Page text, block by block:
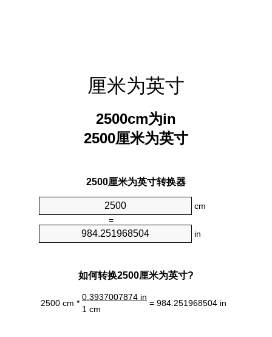
厘米为英寸
2500cm为in
2500厘米为英寸
2500厘米为英寸转换器
cm
=
in
如何转换2500厘米为英寸?
2500 cm *
0.3937007874 in
= 984.251968504 in
1 cm